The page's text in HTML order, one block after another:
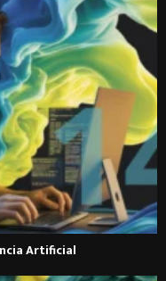
Artificial